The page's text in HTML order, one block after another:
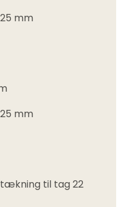
mm
mm
til tag 22